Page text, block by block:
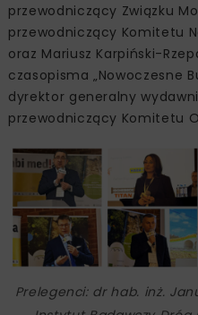
przewodniczący Związku
przewodniczący Komitetu
oraz Mariusz Karpiński-
czasopisma „Nowoczesne
dyrektor generalny
przewodniczący Komitetu
Prelegenci: dr hab. inż.